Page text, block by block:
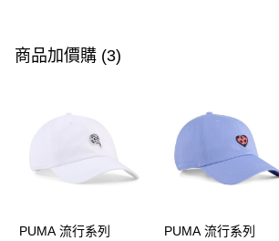
信用卡一次付款
Apple Pay
Google Pay
商品加價購 (3)
PUMA 流行系列
PUMA 流行系列